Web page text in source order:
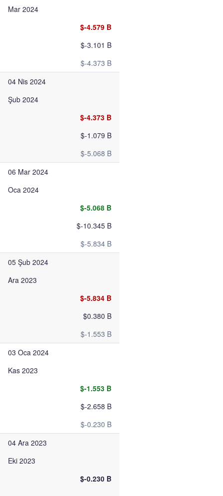
Mar 2024
$-4.579 B
$-3.101 B
$-4.373 B
04 Nis 2024
Şub 2024
$-4.373 B
$-1.079 B
$-5.068 B
06 Mar 2024
Oca 2024
$-5.068 B
$-10.345 B
$-5.834 B
05 Şub 2024
Ara 2023
$-5.834 B
$0.380 B
$-1.553 B
03 Oca 2024
Kas 2023
$-1.553 B
$-2.658 B
$-0.230 B
04 Ara 2023
Eki 2023
$-0.230 B